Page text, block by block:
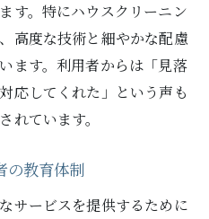
す。特にハウスクリーニン
高度な技術と細やかな配慮
ます。利用者からは「見落
応してくれた」という声も
れています。
の教育体制
サービスを提供するために